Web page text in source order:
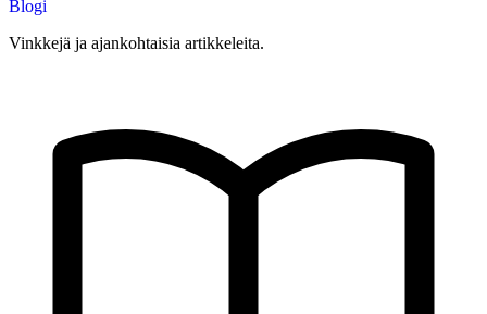
Blogi
Vinkkejä ja ajankohtaisia artikkeleita.